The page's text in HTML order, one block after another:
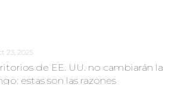
23, 2025
de EE. UU. no cambiarán la
estas son las razones